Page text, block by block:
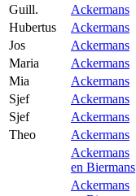
Guill.
Ackermans
Hubertus
Ackermans
Jos
Ackermans
Maria
Ackermans
Mia
Ackermans
Sjef
Ackermans
Sjef
Ackermans
Theo
Ackermans
Ackermans
en Biermans
Ackermans